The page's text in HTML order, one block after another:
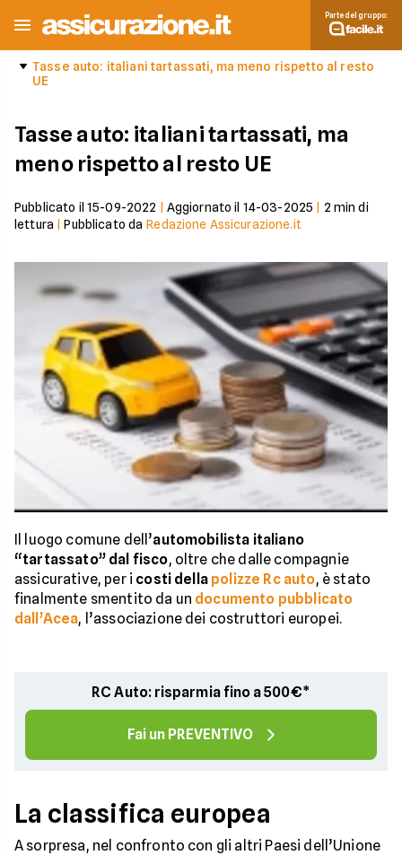
Parte del gruppo:
Tasse auto: italiani tartassati, ma meno rispetto al resto
UE
Tasse auto: italiani tartassati, ma
meno rispetto al resto UE
Pubblicato il 15-09-2022 Aggiornato il 14-03-2025 2 min di
lettura |Pubblicato da Redazione Assicurazione.it
Il luogo comune dell’automobilista italiano
“tartassato” dal fisco, oltre che dalle compagnie
assicurative, per i costi della polizze Rc auto, è stato
finalmente smentito da un documento pubblicato
dall’Acea, l’associazione dei costruttori europei.
RC Auto: risparmia fino a 500€*
Fai un PREVENTIVO
La classifica europea
A sorpresa, nel confronto con gli altri Paesi dell’Unione